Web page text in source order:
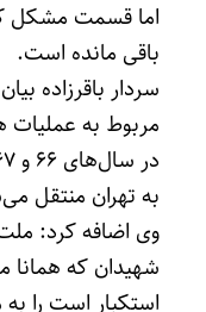
اما قسمت مشکل
باقی مانده است.
مربوط به
به تهران منتقل
وی اضافه کرد: ملت
شهیدان که همانا
استکبار است را